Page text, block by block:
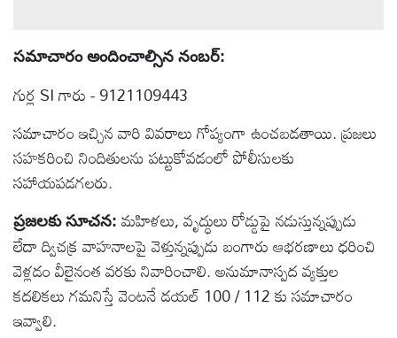
సమాచారం అందించాల్సిన నంబర్:
గుర్ల SI గారు - 9121109443
సమాచారం ఇచ్చిన వారి వివరాలు గోప్యంగా ఉంచబడతాయి. ప్రజలు
సహకరించి నిందితులను పట్టుకోవడంలో పోలీసులకు
సహాయపడగలరు.
ప్రజలకు సూచన: మహిళలు, వృద్ధులు రోడ్డుపై నడుస్తున్నప్పుడు
లేదా ద్విచక్ర వాహనాలపై వెళ్తున్నప్పుడు బంగారు ఆభరణాలు ధరించి
వెళ్లడం వీలైనంత వరకు నివారించాలి. అనుమానాస్పద వ్యక్తుల
కదలికలు గమనిస్తే వెంటనే డయల్ 100 / 112 కు సమాచారం
ఇవ్వాలి.